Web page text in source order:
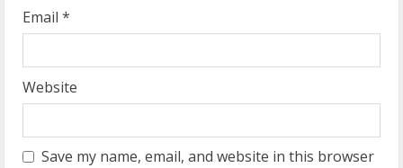
Email *
Website
Save my name, email, and website in this browser